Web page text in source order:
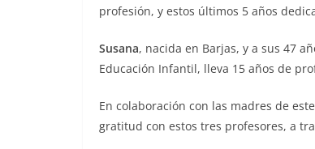
profesión, y estos últimos 5 años
Susana, nacida en Barjas, y a sus 47
Educación Infantil, lleva 15 años de
En colaboración con las madres de
gratitud con estos tres profesores, a